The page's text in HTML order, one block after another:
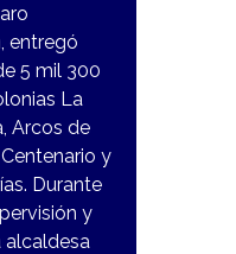
entregó
5 mil 300
La
Arcos de
y
Durante
y
alcaldesa